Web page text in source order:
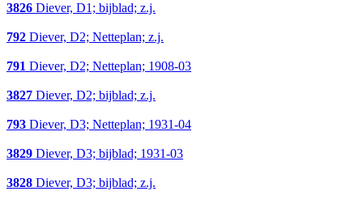
3826 Diever, D1; bijblad; z.j.
792 Diever, D2; Netteplan; z.j.
791 Diever, D2; Netteplan; 1908-03
3827 Diever, D2; bijblad; z.j.
793 Diever, D3; Netteplan; 1931-04
3829 Diever, D3; bijblad; 1931-03
3828 Diever, D3; bijblad; z.j.